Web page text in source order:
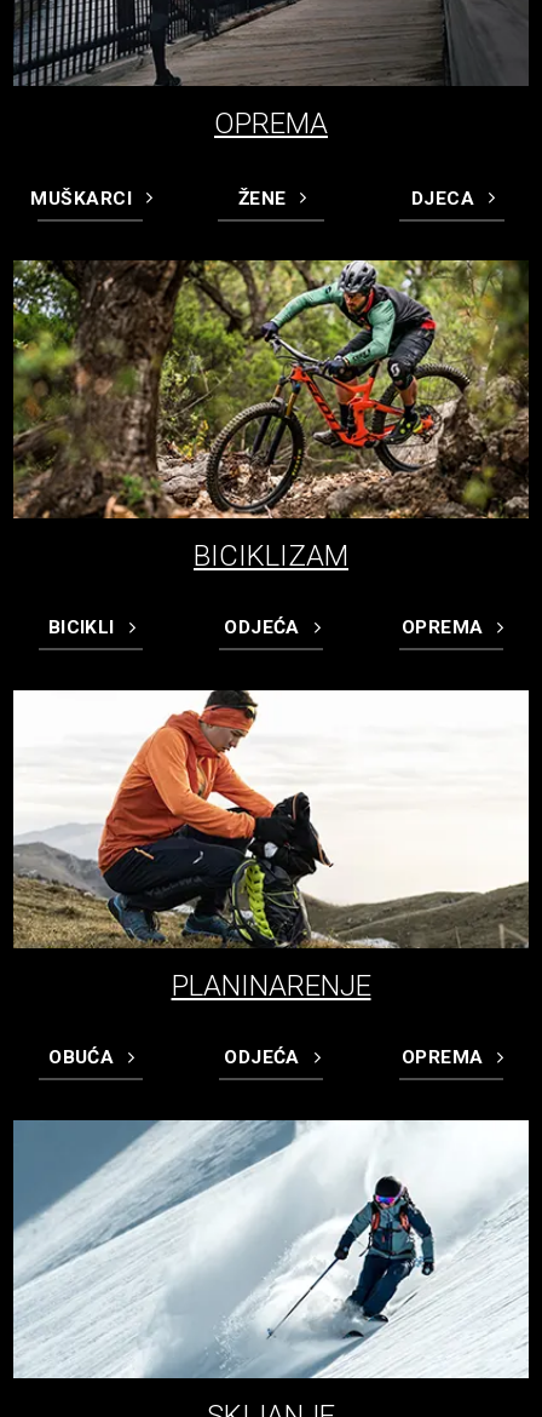
OPREMA
MUŠKARCI ŽENE DJECA
BICIKLIZAM
BICIKLI ODJEĆA OPREMA
PLANINARENJE
OBUĆA ODJEĆA OPREMA